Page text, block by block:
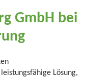
GmbH bei
Lösung,